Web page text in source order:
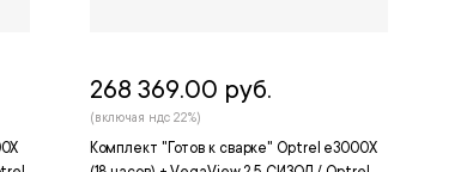
Комплект "Готов к сварке" Optrel e3000X
268 369.00 руб.
(включая ндс 22%)